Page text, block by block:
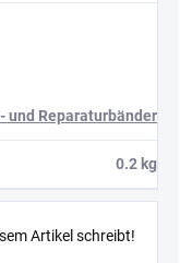
und Reparaturbänder
0.2 kg
Artikel schreibt!